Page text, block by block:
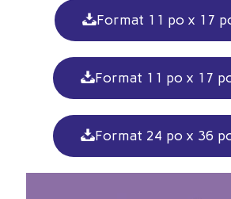
Format 11 po x 17
Format 11 po x 17
Format 24 po x 36